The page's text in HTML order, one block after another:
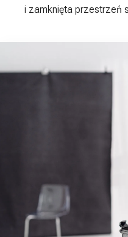
i zamknięta przestrzeń